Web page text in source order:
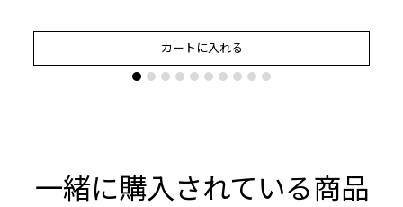
カートに入れる
一緒に購入されている商品